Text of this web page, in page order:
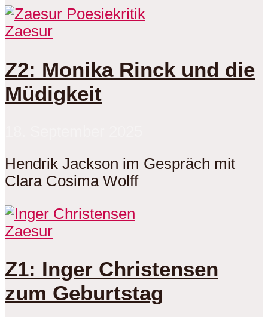
Zaesur
Z2: Monika Rinck und die
Müdigkeit
Hendrik Jackson im Gespräch mit
Clara Cosima Wolff
Zaesur
Z1: Inger Christensen
zum Geburtstag